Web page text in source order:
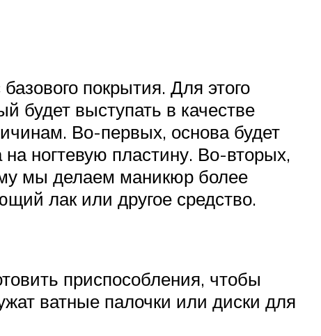
покрытия. Для этого
будет выступать в качестве
Во-первых, основа будет
ногтевую пластину. Во-вторых,
мы делаем маникюр более
лак или другое средство.
приспособления, чтобы
ватные палочки или диски для